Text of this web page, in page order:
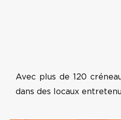
Avec plus de 120
dans des locaux